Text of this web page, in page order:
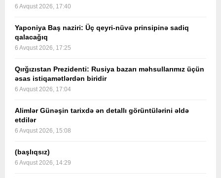
6 Avqust 2026, 17:40
Yaponiya Baş naziri: Üç qeyri-nüvə prinsipinə sadiq
qalacağıq
6 Avqust 2026, 17:25
Qırğızıstan Prezidenti: Rusiya bazarı məhsullarımız üçün
əsas istiqamətlərdən biridir
6 Avqust 2026, 17:04
Alimlər Günəşin tarixdə ən detallı görüntülərini əldə
etdilər
6 Avqust 2026, 15:08
(başlıqsız)
6 Avqust 2026, 14:29